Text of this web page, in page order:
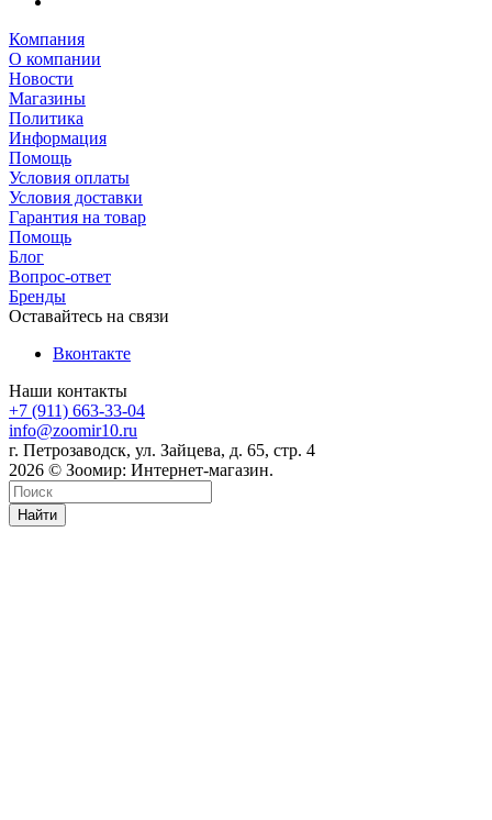
Компания
О компании
Новости
Магазины
Политика
Информация
Помощь
Условия оплаты
Условия доставки
Гарантия на товар
Помощь
Блог
Вопрос-ответ
Бренды
Оставайтесь на связи
Вконтакте
Наши контакты
+7 (911) 663-33-04
info@zoomir10.ru
г. Петрозаводск, ул. Зайцева, д. 65, стр. 4
2026 © Зоомир: Интернет-магазин.
Найти